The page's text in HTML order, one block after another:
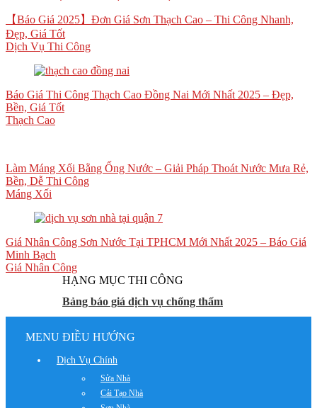
【Báo Giá 2025】Đơn Giá Sơn Thạch Cao – Thi Công Nhanh,
Đẹp, Giá Tốt
Dịch Vụ Thi Công
Báo Giá Thi Công Thạch Cao Đồng Nai Mới Nhất 2025 – Đẹp,
Bền, Giá Tốt
Thạch Cao
Làm Máng Xối Bằng Ống Nước – Giải Pháp Thoát Nước Mưa Rẻ,
Bền, Dễ Thi Công
Máng Xối
Giá Nhân Công Sơn Nước Tại TPHCM Mới Nhất 2025 – Báo Giá
Minh Bạch
Giá Nhân Công
HẠNG MỤC THI CÔNG
Bảng báo giá dịch vụ chống thấm
MENU ĐIỀU HƯỚNG
Dịch Vụ Chính
Sửa Nhà
Cải Tạo Nhà